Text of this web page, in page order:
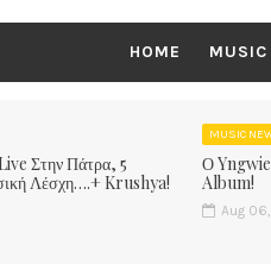
HOME
Στην Πάτρα, 5
Λέσχη….+ Krushya!
MUSIC
Ο
Album!
Aug